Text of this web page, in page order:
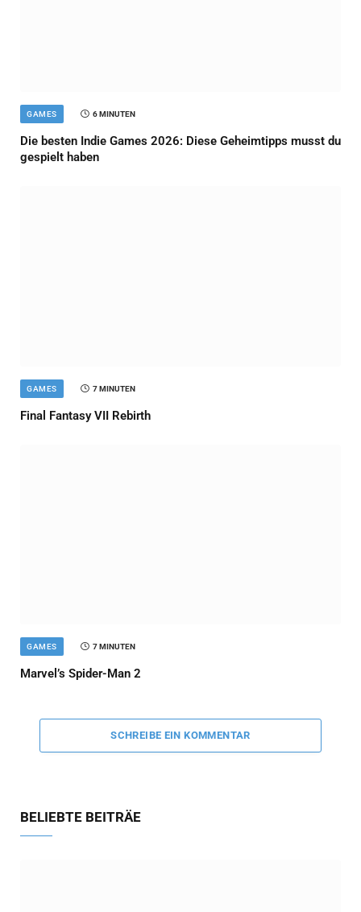
GAMES 6 MINUTEN
Die besten Indie Games 2026: Diese Geheimtipps musst du
gespielt haben
GAMES 7 MINUTEN
Final Fantasy VII Rebirth
GAMES 7 MINUTEN
Marvel’s Spider-Man 2
SCHREIBE EIN KOMMENTAR
BELIEBTE BEITRÄE